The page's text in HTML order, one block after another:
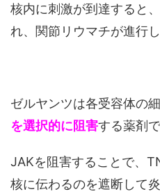
核内に刺激が到達すると、
れ、関節リウマチが進行
ゼルヤンツは各受容体の
を選択的に阻害する薬剤で
JAKを阻害することで、
核に伝わるのを遮断して